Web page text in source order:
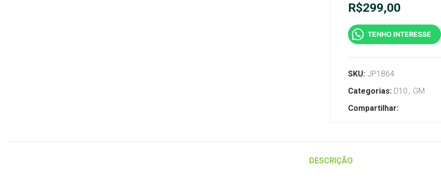
R$299,00
TENHO INTERESSE
SKU: JP1864
Categorias: D10 , GM
Compartilhar:
DESCRIÇÃO